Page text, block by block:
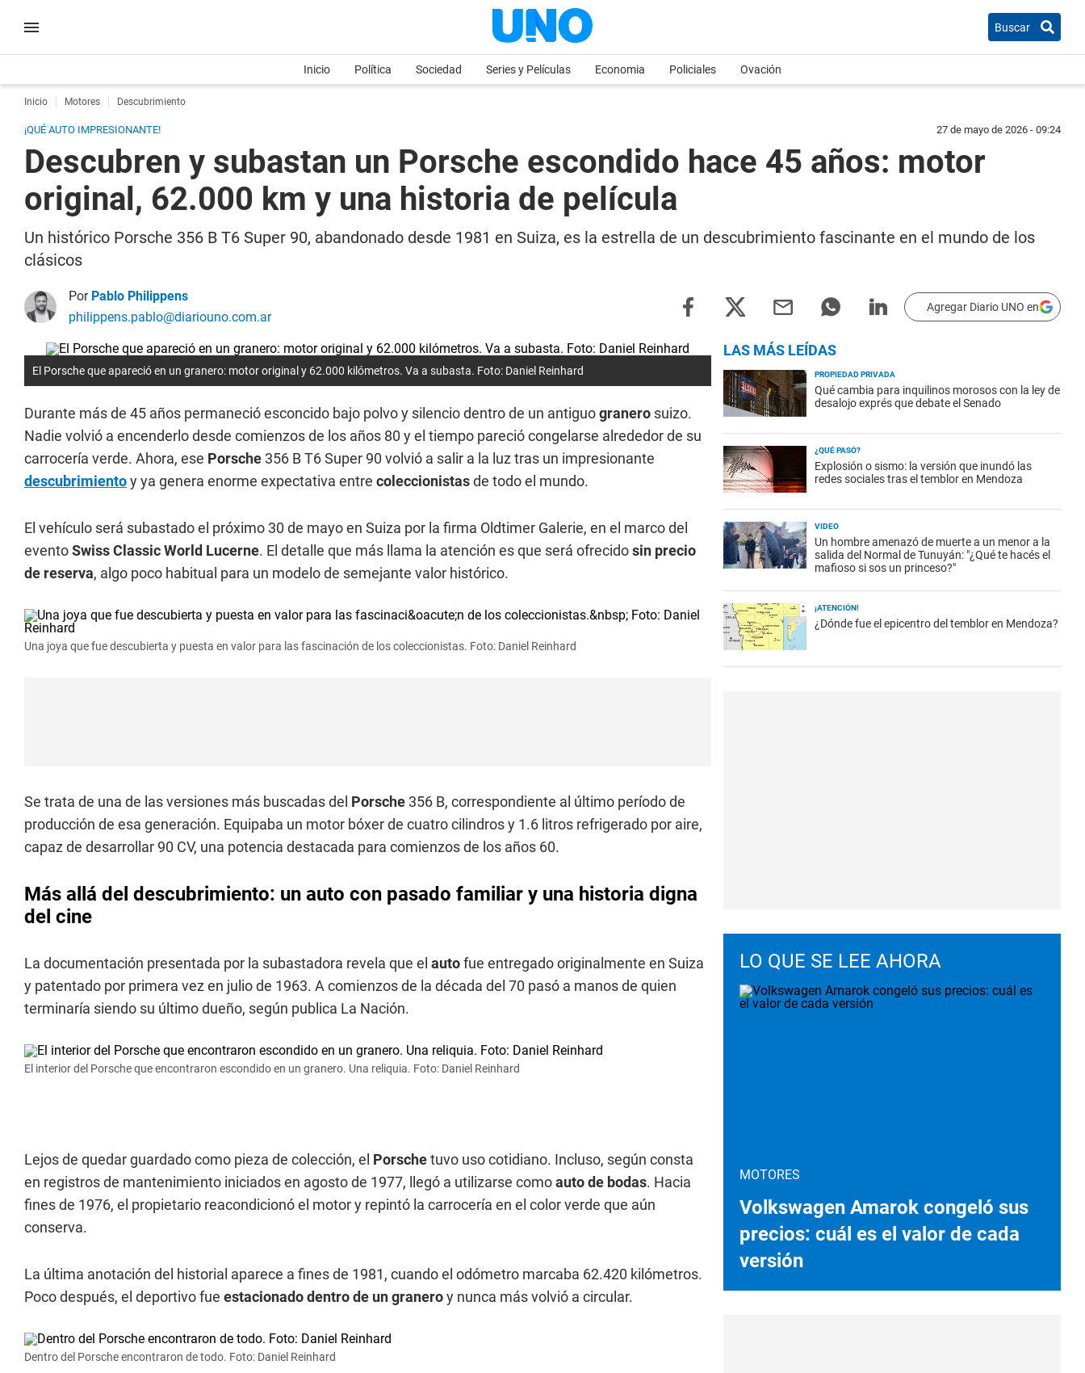
Buscar
Inicio Política Sociedad Series y Películas Economia Policiales Ovación
Inicio Motores Descubrimiento
¡QUÉ AUTO IMPRESIONANTE! 27 de mayo de 2026 - 09:24
Descubren y subastan un Porsche escondido hace 45 años: motor
original, 62.000 km y una historia de película
Un histórico Porsche 356 B T6 Super 90, abandonado desde 1981 en Suiza, es la estrella de un descubrimiento fascinante en el mundo de los
clásicos
Por Pablo Philippens
philippens.pablo@diariouno.com.ar
Agregar Diario UNO en
El Porsche que apareció en un granero: motor original y 62.000 kilómetros. Va a subasta. Foto: Daniel Reinhard
Durante más de 45 años permaneció esconcido bajo polvo y silencio dentro de un antiguogranero suizo.
Nadie volvió a encenderlo desde comienzos de los años 80 y el tiempo pareció congelarse alrededor de su
carrocería verde. Ahora, ese Porsche 356 B T6 Super 90 volvió a salir a la luz tras un impresionante
descubrimientoy ya genera enorme expectativa entre coleccionistasde todo el mundo.
El vehículo será subastado el próximo 30 de mayo en Suiza por la firma Oldtimer Galerie, en el marco del
eventoSwiss Classic World Lucerne. El detalle que más llama la atención es que será ofrecidosin precio
de reserva, algo poco habitual para un modelo de semejante valor histórico.
Una joya que fue descubierta y puesta en valor para las fascinación de los coleccionistas. Foto: Daniel Reinhard
Se trata de una de las versiones más buscadas del Porsche 356 B, correspondiente al último período de
producción de esa generación. Equipaba un motor bóxer de cuatro cilindros y 1.6 litros refrigerado por aire,
capaz de desarrollar 90 CV, una potencia destacada para comienzos de los años 60.
Más allá del descubrimiento: un auto con pasado familiar y una historia digna
del cine
La documentación presentada por la subastadora revela que el autofue entregado originalmente en Suiza
y patentado por primera vez en julio de 1963. A comienzos de la década del 70 pasó a manos de quien
terminaría siendo su último dueño, según publica La Nación.
El interior del Porsche que encontraron escondido en un granero. Una reliquia. Foto: Daniel Reinhard
Lejos de quedar guardado como pieza de colección, el Porschetuvo uso cotidiano. Incluso, según consta
en registros de mantenimiento iniciados en agosto de 1977, llegó a utilizarse comoauto de bodas. Hacia
fines de 1976, el propietario reacondicionó el motor y repintó la carrocería en el color verde que aún
conserva.
La última anotación del historial aparece a fines de 1981, cuando el odómetro marcaba 62.420 kilómetros.
Poco después, el deportivo fue estacionado dentro de un graneroy nunca más volvió a circular.
Dentro del Porsche encontraron de todo. Foto: Daniel Reinhard
LAS MÁS LEÍDAS
PROPIEDAD PRIVADA
Qué cambia para inquilinos morosos con la ley de
desalojo exprés que debate el Senado
¿QUÉ PASÓ?
Explosión o sismo: la versión que inundó las
redes sociales tras el temblor en Mendoza
VIDEO
Un hombre amenazó de muerte a un menor a la
salida del Normal de Tunuyán: "¿Qué te hacés el
mafioso si sos un princeso?"
¡ATENCIÓN!
¿Dónde fue el epicentro del temblor en Mendoza?
LO QUE SE LEE AHORA
MOTORES
Volkswagen Amarok congeló sus
precios: cuál es el valor de cada
versión